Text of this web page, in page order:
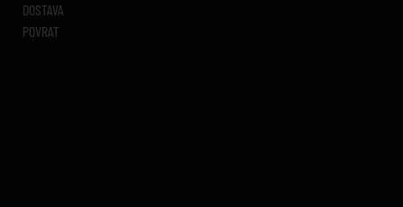
DOSTAVA
POVRAT